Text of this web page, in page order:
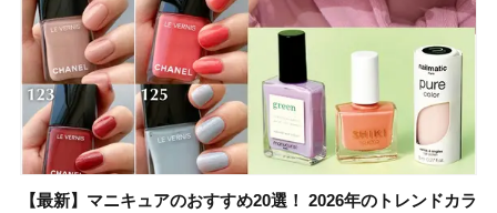
【最新】マニキュアのおすすめ20選！ 2026年のトレンドカラ
大野真理子さんのリピ買い「ブライトニング」14選！ 透明肌
【最新】マニキュアのおすすめ20選！ 2026年のトレンドカラ
【2026夏】「香水・フレグランス」ランキングTOP5！＜美
【おすすめダイエットサプリ８選】食べすぎた日をサポー
【2026年夏】おすすめのウルフカット10選！ レングス別に人
【橋本環奈さんの美容Q&A】顔用コスメで全身ケア！「お尻
【セザンヌ新色】ブライトカラーシーラーを全色レビュー！